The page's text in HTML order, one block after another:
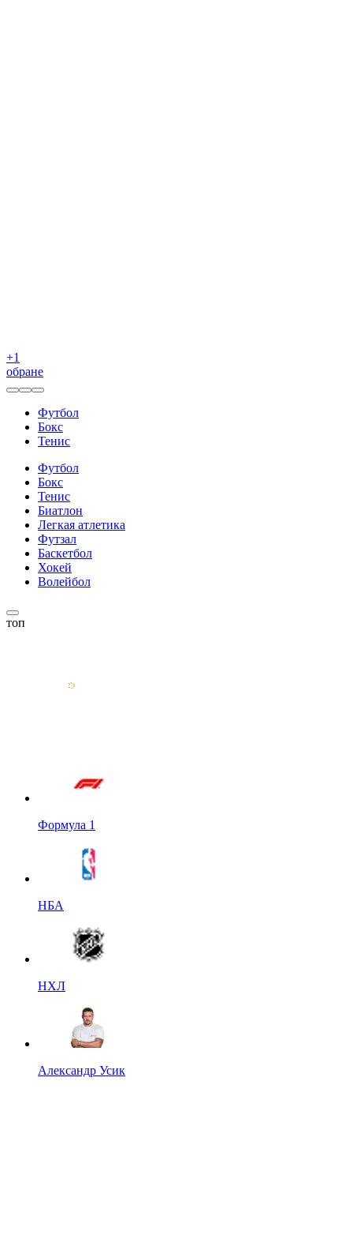
+1
обране
Футбол
Бокс
Тенис
Футбол
Бокс
Тенис
Биатлон
Легкая атлетика
Футзал
Баскетбол
Хокей
Волейбол
топ
Формула 1
НБА
НХЛ
Александр Усик